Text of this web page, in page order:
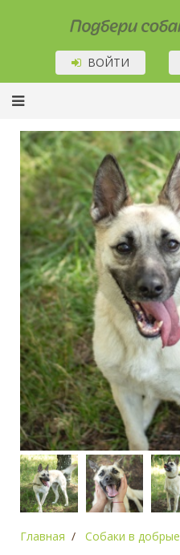
Подбери собаку!
ВОЙТИ
Главная Собаки в добрые